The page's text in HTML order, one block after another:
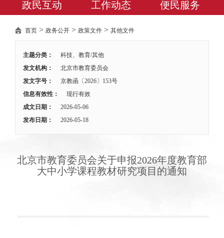
政民互动
工作动态 便民服务
首页 > 政务公开 > 政策文件 > 其他文件
主题分类：
科技、教育/其他
发文机构：
北京市教育委员会
发文字号：
京教函〔2026〕153号
信息有效性：
现行有效
成文日期：
2026-05-06
发布日期：
2026-05-18
北京市教育委员会关于申报2026年度教育部
大中小学课程教材研究项目的通知